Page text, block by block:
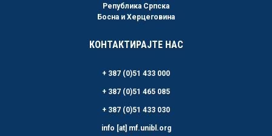
Република Српска
Босна и Херцеговина
КОНТАКТИРАЈТЕ НАС
+ 387 (0)51 433 000
+ 387 (0)51 465 085
+ 387 (0)51 433 030
info [at] mf.unibl.org